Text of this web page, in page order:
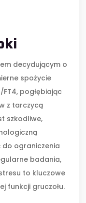
decydującym o
spożycie
FT4, pogłębiając
z tarczycą
szkodliwe,
ograniczenia
badania,
to kluczowe
funkcji gruczołu.